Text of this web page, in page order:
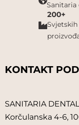
200+
Svjetskih
KONTAKT
SANITARIA
Korčulanska 4-6,